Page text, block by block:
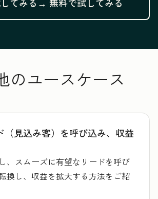
のユースケース
（見込み客）を呼び込み、収益
、スムーズに有望なリードを呼び
換し、収益を拡大する方法をご紹